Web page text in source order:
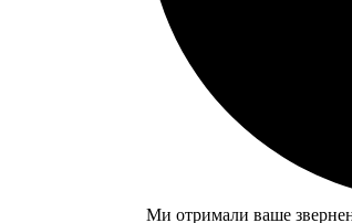
Ми отримали ваше